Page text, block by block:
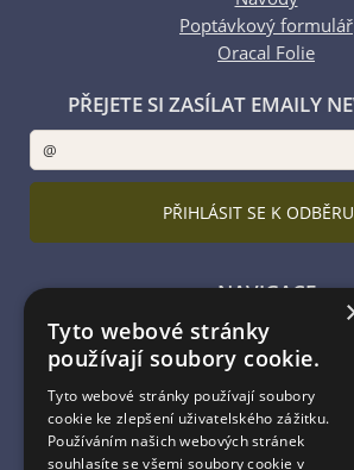
Poptávkový formulář
Oracal Folie
PŘEJETE SI ZASÍLAT EMAILY
NAVIGACE
Úvodní strana
Katalog zboží
Nákupní košík
Obchodní podmínky
Kontaktní informace
Tyto webové stránky
používají soubory cookie.
Tyto webové stránky používají soubory
cookie ke zlepšení uživatelského zážitku.
Používáním našich webových stránek
souhlasíte se všemi soubory cookie v